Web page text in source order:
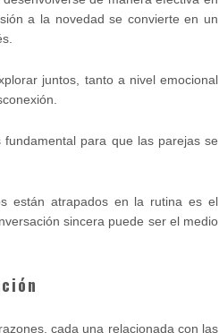
a la novedad se convierte en un
juntos, tanto a nivel emocional
para que las parejas se
están atrapados en la rutina es el
sincera puede ser el medio
cada una relacionada con las